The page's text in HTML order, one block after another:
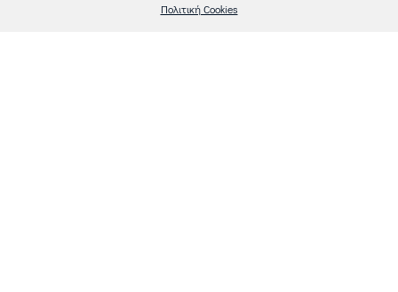
Πολιτική Cookies
τους χωρίς να ασχολούνται με τεχνικές λεπτομέρειες,